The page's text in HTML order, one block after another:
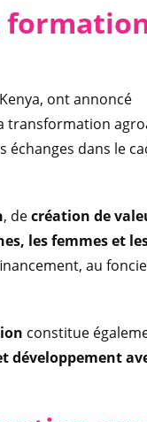
ont annoncé
transformation
dans le
, decréation de
les femmes et
au
constitue
développement